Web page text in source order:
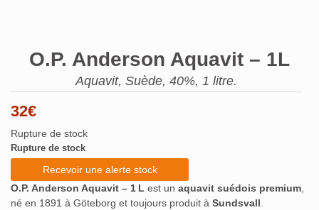
O.P. Anderson Aquavit – 1L
Aquavit, Suède, 40%, 1 litre.
32€
Rupture de stock
Rupture de stock
Recevoir une alerte stock
O.P. Anderson Aquavit – 1 L est un aquavit suédois premium
né en 1891 à Göteborg et toujours produit à Sundsvall